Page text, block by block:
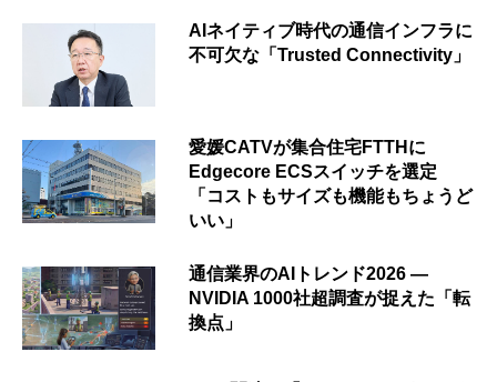
AIネイティブ時代の通信インフラに
不可欠な「Trusted Connectivity」
愛媛CATVが集合住宅FTTHに
Edgecore ECSスイッチを選定
「コストもサイズも機能もちょうど
いい」
通信業界のAIトレンド2026 ―
NVIDIA 1000社超調査が捉えた「転
換点」